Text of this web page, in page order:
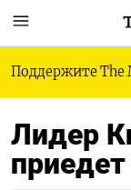
Поддержите The
Лидер